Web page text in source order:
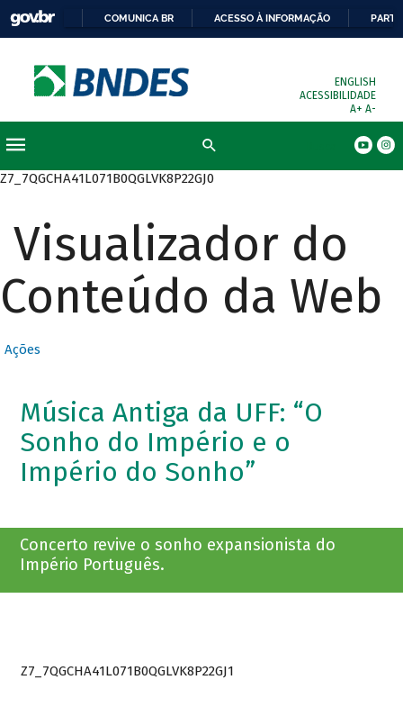
COMUNICA BR ACESSO À INFORMAÇÃO
ENGLISH
ACESSIBILIDADE
A+ A-
Z7_7QGCHA41L071B0QGLVK8P22GJ0
Visualizador do
Conteúdo da Web
Ações
Música Antiga da UFF: “O
Sonho do Império e o
Império do Sonho”
Concerto revive o sonho expansionista do
Império Português.
Z7_7QGCHA41L071B0QGLVK8P22GJ1